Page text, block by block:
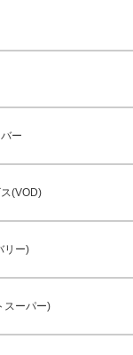
ー
(VOD)
リー)
スーパー)